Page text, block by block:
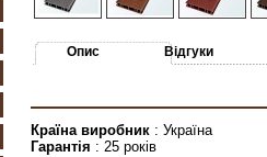
Опис Відгуки
Країна виробник : Україна
Гарантія : 25 років